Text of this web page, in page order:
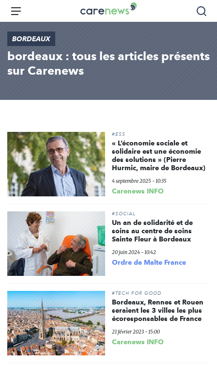
Aller
principal
Carenews,
Le
acteurs
l'engagement
Menu
BORDEAUX
bordeaux : tous les articles présents
sur Carenews
#ESS
« L’économie sociale et
solidaire est une économie
des solutions » (Pierre
Hurmic, maire de Bordeaux)
4 septembre 2025 - 10:35
Carenews INFO
#SOCIAL
Un an de solidarité et de
soins au centre de soins
Sainte Fleur à Bordeaux
20 juin 2024 - 10:42
Ordre de Malte France
#TECH FOR GOOD
Bordeaux, Rennes et Rouen
seraient les 3 villes les plus
écoresponsables de France
21 février 2023 - 15:00
Carenews INFO